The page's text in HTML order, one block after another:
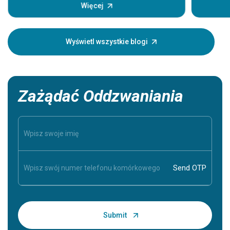
Więcej
Twoim
dlatego
Wyświetl wszystkie blogi
Zażądać Oddzwaniania